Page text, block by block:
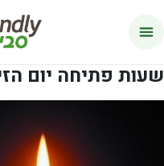
שעות פתיחה יום